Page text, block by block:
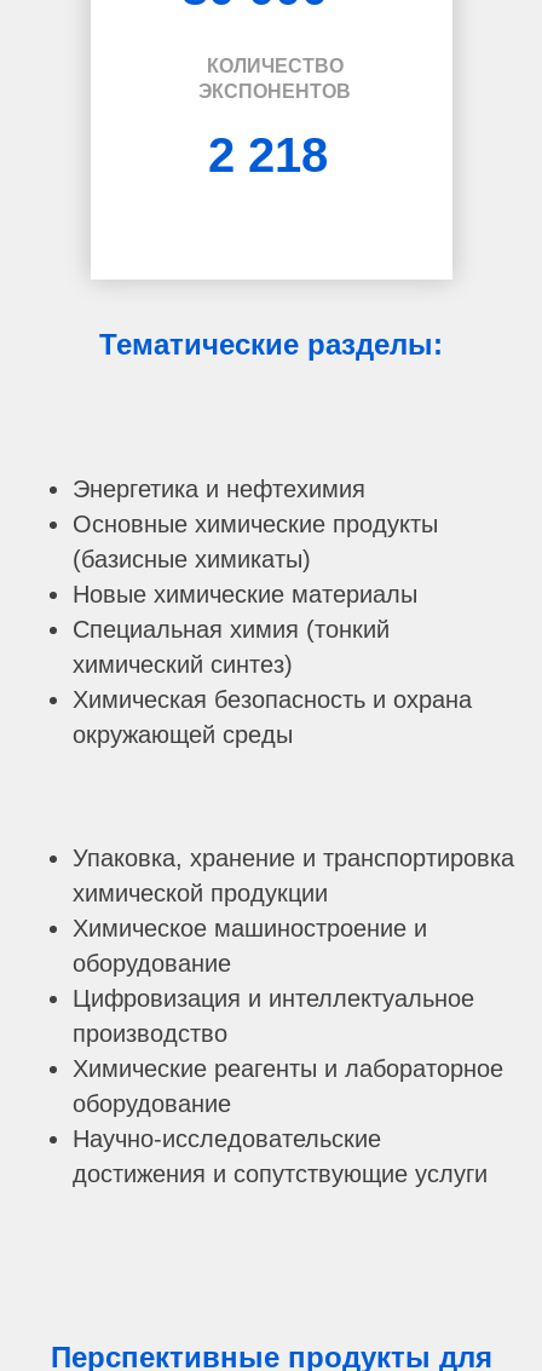
КОЛИЧЕСТВО
ЭКСПОНЕНТОВ
2 218
Тематические разделы:
Энергетика и нефтехимия
Основные химические продукты
(базисные химикаты)
Новые химические материалы
Специальная химия (тонкий
химический синтез)
Химическая безопасность и охрана
окружающей среды
Упаковка, хранение и транспортировка
химической продукции
Химическое машиностроение и
оборудование
Цифровизация и интеллектуальное
производство
Химические реагенты и лабораторное
оборудование
Научно-исследовательские
достижения и сопутствующие услуги
Перспективные продукты для